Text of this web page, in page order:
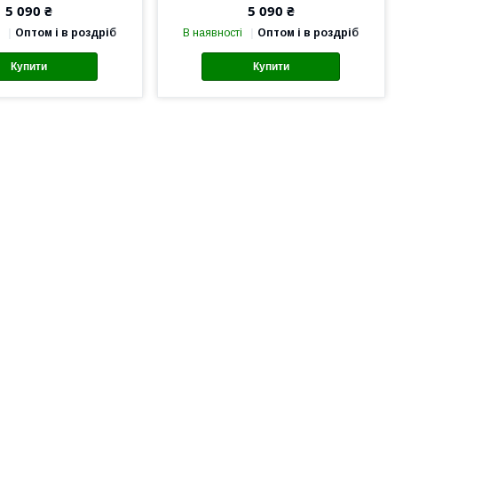
5 090 ₴
Оптом і в роздріб
Купити
5 090 ₴
В наявності Оптом і в роздріб
Купити